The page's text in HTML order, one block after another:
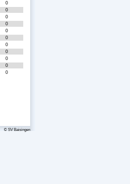
0
0
0
0
0
0
0
0
0
0
0
© SV Baisingen